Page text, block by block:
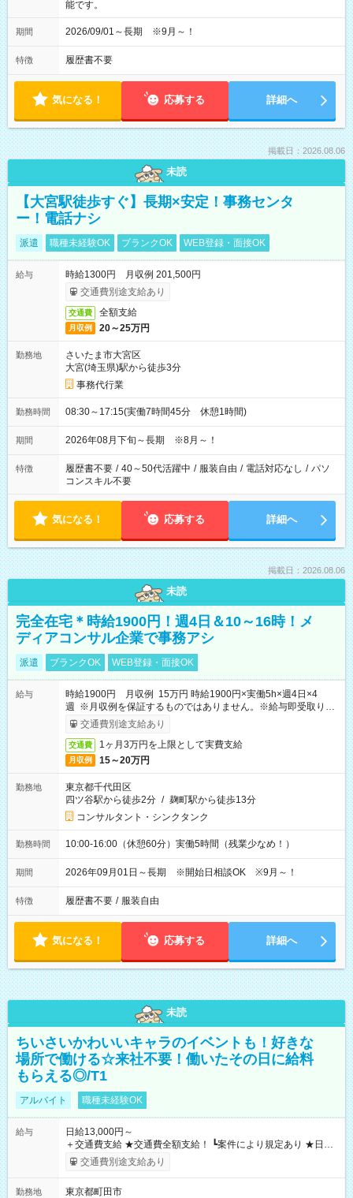
能です。
期間 2026/09/01～長期 ※9月～！
特徴 履歴書不要
気になる！ 応募する 詳細へ
掲載日：2026.08.06
未読
【大宮駅徒歩すぐ】長期×安定！事務センタ
ー！電話ナシ
派遣 職種未経験OK ブランクOK WEB登録・面接OK
給与
時給1300円 月収例 201,500円
交通費別途支給あり
交通費 全額支給
月収例 20～25万円
勤務地
さいたま市大宮区
大宮(埼玉県)駅から徒歩3分
事務代行業
勤務時間 08:30～17:15(実働7時間45分 休憩1時間)
期間 2026年08月下旬～長期 ※8月～！
特徴 履歴書不要 / 40～50代活躍中 / 服装自由 / 電話対応なし / パソ
コンスキル不要
気になる！ 応募する 詳細へ
掲載日：2026.08.06
未読
完全在宅＊時給1900円！週4日＆10～16時！メ
ディアコンサル企業で事務アシ
派遣 ブランクOK WEB登録・面接OK
給与
時給1900円 月収例 15万円 時給1900円×実働5h×週4日×4
週 ※月収例を保証するものではありません。※給与即受取りサ
ービス利用可（利用条件有）
交通費別途支給あり
交通費 1ヶ月3万円を上限として実費支給
月収例 15～20万円
勤務地
東京都千代田区
四ツ谷駅から徒歩2分 / 麹町駅から徒歩13分
コンサルタント・シンクタンク
勤務時間 10:00-16:00（休憩60分）実働5時間（残業少なめ！）
期間 2026年09月01日～長期 ※開始日相談OK ※9月～！
特徴 履歴書不要 / 服装自由
気になる！ 応募する 詳細へ
未読
ちいさいかわいいキャラのイベントも！好きな
場所で働ける☆来社不要！働いたその日に給料
もらえる◎/T1
アルバイト 職種未経験OK
給与
日給13,000円～
＋交通費支給 ★交通費全額支給！ ┗案件により規定あり ★日払
いOK！（規定あり） ┗働いたその日に現金GET♪ お仕事後はコ
ンビニATMから 日払い分を引き落とせます！ 【試用期間】試
交通費別途支給あり
勤務地
東京都町田市